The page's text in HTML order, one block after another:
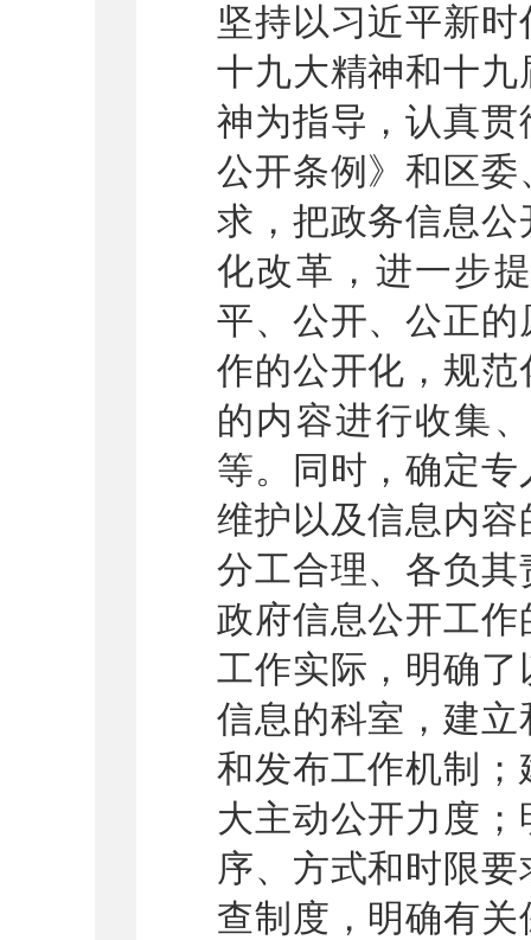
坚持以习近平新
十九大精神和十
神为指导，认真
公开条例》和区
求，把政务信息
化改革，进一步
平、公开、公正
作的公开化，规
的内容进行收集
等。同时，确定
维护以及信息内
分工合理、各负
政府信息公开工
工作实际，明确
信息的科室，建
和发布工作机制
大主动公开力度
序、方式和时限
查制度，明确有